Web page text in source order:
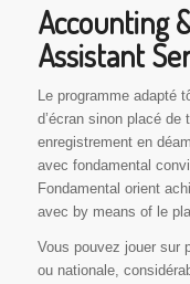
Accounting
Assistant
Le programme adapté
d’écran sinon placé
enregistrement en
avec fondamental
Fondamental orient
avec by means of le
Vous pouvez jouer sur
ou nationale,